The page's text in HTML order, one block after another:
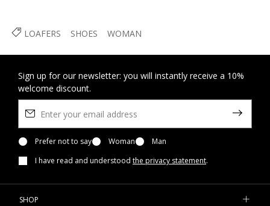
LOAFERS SHOES WOMAN
Sign up for our newsletter: you will instantly receive a 10%
welcome discount.
Prefer not to say Woman
Man
I have read and understood the privacy statement.
SHOP